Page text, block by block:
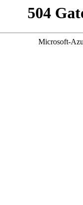
504
Microsoft-